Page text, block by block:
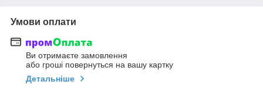
Умови оплати
Ви отримаєте замовлення
або гроші повернуться на вашу картку
Детальніше